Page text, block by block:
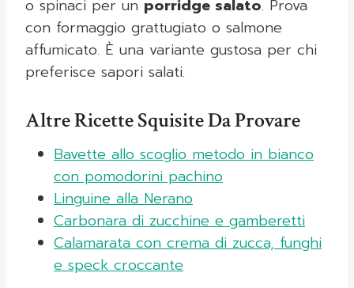
o spinaci per un porridge salato. Prova
con formaggio grattugiato o salmone
affumicato. È una variante gustosa per chi
preferisce sapori salati.
Altre Ricette Squisite Da Provare
Bavette allo scoglio metodo in bianco
con pomodorini pachino
Linguine alla Nerano
Carbonara di zucchine e gamberetti
Calamarata con crema di zucca, funghi
e speck croccante